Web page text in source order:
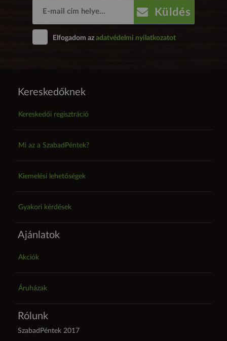
Küldés
Elfogadom az adatvédelmi nyilatkozatot
Kereskedőknek
Kereskedői regisztráció
Mi az a SzabadPéntek?
Kiemelési lehetőségek
Gyakori kérdések
Ajánlatok
Akciók
Áruházak
Rólunk
SzabadPéntek 2017